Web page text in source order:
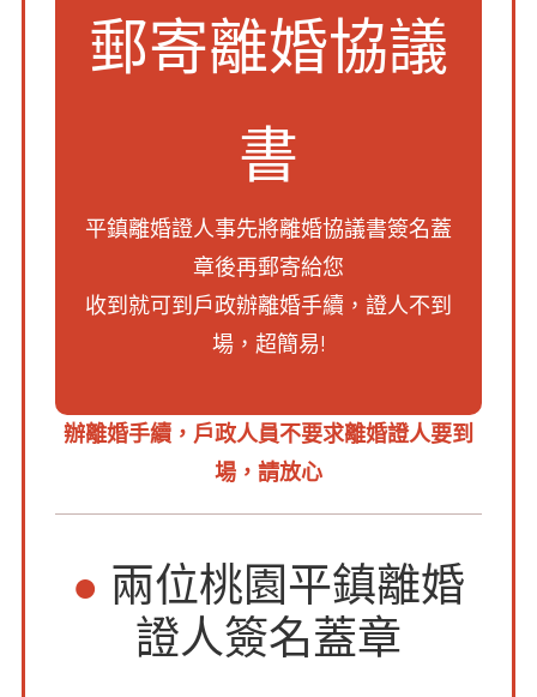
郵寄離婚協議
書
平鎮離婚證人事先將離婚協議書簽名蓋
章後再郵寄給您
收到就可到戶政辦離婚手續，證人不到
場，超簡易!
辦離婚手續，戶政人員不要求離婚證人要到
場，請放心
● 兩位桃園平鎮離婚
證人簽名蓋章